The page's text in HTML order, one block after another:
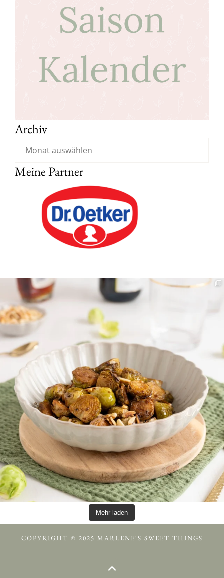
Archiv
Meine Partner
Mehr laden
COPYRIGHT © 2025 MARLENE'S SWEET THINGS